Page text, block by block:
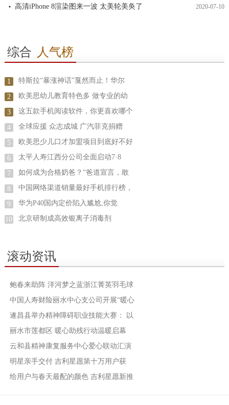
高清iPhone 8渲染图来一波 太美轮美奂了 2020-07-10
综合 人气榜
1 特斯拉“暴涨神话”戛然而止！华尔
2 欧美思幼儿教育特色多 做专业的幼
3 这五款手机阅读软件，你更喜欢哪个
4 全球应援 众志成城 广汽菲克捐赠
5 欧美思少儿口才加盟项目到底好不好
6 太平人寿江西分公司全面启动7·8
7 如何成为合格奶爸？“爸道宣言，敢
8 中国网络渠道销量最好手机排行榜，
9 华为P40国内定价陷入尴尬,你觉
10 北京研制成高效银离子消毒剂
滚动资讯
鲍春来助阵 洋河梦之蓝浙江菁英羽毛球
中国人寿财险丽水中心支公司开展“暖心
遂昌县举办精神障碍职业技能大赛： 以
丽水市莲都区 暖心助残行动温暖启幕
云和县精神康复服务中心爱心联动汇演
明星亲手交付 吉利星愿第十万用户获
给用户与春天最配的颜色 吉利星愿新推